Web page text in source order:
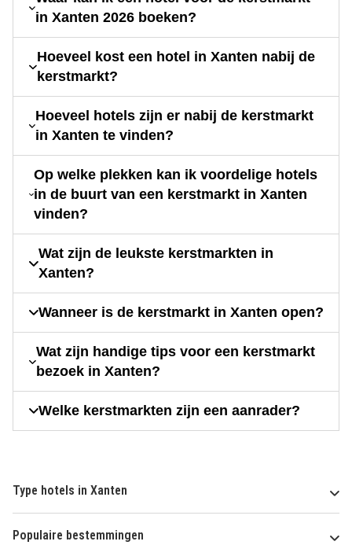
in Xanten 2026 boeken?
Hoeveel kost een hotel in Xanten nabij de
kerstmarkt?
Hoeveel hotels zijn er nabij de kerstmarkt
in Xanten te vinden?
Op welke plekken kan ik voordelige hotels
in de buurt van een kerstmarkt in Xanten
vinden?
Wat zijn de leukste kerstmarkten in
Xanten?
Wanneer is de kerstmarkt in Xanten open?
Wat zijn handige tips voor een kerstmarkt
bezoek in Xanten?
Welke kerstmarkten zijn een aanrader?
Type hotels in Xanten
Populaire bestemmingen